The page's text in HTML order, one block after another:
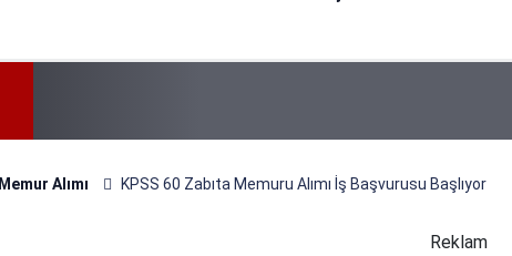
Memur Alımı KPSS 60 Zabıta Memuru Alımı İş Başvurusu Başlıyor
Reklam